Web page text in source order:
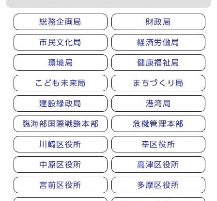
総務企画局 財政局
市民文化局 経済労働局
環境局 健康福祉局
こども未来局 まちづくり局
建設緑政局 港湾局
臨海部国際戦略本部 危機管理本部
川崎区役所 幸区役所
中原区役所 高津区役所
宮前区役所 多摩区役所